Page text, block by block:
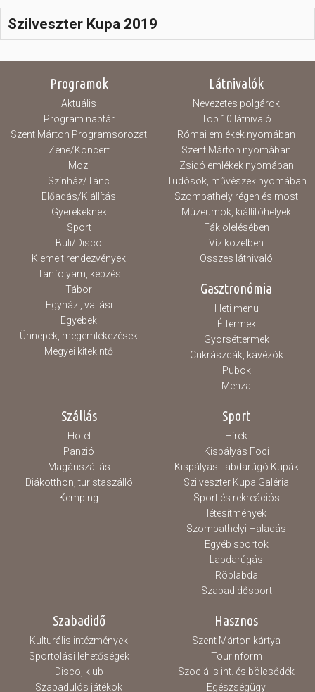
Szilveszter Kupa 2019
Programok
Aktuális
Program naptár
Szent Márton Programsorozat
Zene/Koncert
Mozi
Színház/Tánc
Előadás/Kiállítás
Gyerekeknek
Sport
Buli/Disco
Kiemelt rendezvények
Tanfolyam, képzés
Tábor
Egyházi, vallási
Egyebek
Ünnepek, megemlékezések
Megyei kitekintő
Látnivalók
Nevezetes polgárok
Top 10 látnivaló
Római emlékek nyomában
Szent Márton nyomában
Zsidó emlékek nyomában
Tudósok, művészek nyomában
Szombathely régen és most
Múzeumok, kiállítóhelyek
Fák ölelésében
Víz közelben
Összes látnivaló
Gasztronómia
Heti menü
Éttermek
Gyorséttermek
Cukrászdák, kávézók
Pubok
Menza
Szállás
Hotel
Panzió
Magánszállás
Diákotthon, turistaszálló
Kemping
Sport
Hírek
Kispályás Foci
Kispályás Labdarúgó Kupák
Szilveszter Kupa Galéria
Sport és rekreációs
létesítmények
Szombathelyi Haladás
Egyéb sportok
Labdarúgás
Röplabda
Szabadidősport
Szabadidő
Kulturális intézmények
Sportolási lehetőségek
Disco, klub
Szabadulós játékok
Hasznos
Szent Márton kártya
Tourinform
Szociális int. és bölcsődék
Egészségügy